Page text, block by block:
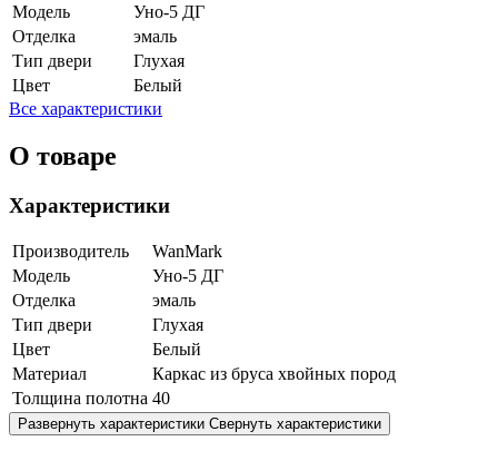
Модель
Уно-5 ДГ
Отделка
эмаль
Тип двери
Глухая
Цвет
Белый
Все характеристики
О товаре
Характеристики
Производитель
WanMark
Модель
Уно-5 ДГ
Отделка
эмаль
Тип двери
Глухая
Цвет
Белый
Материал
Каркас из бруса хвойных пород
Толщина полотна 40
Развернуть характеристики Свернуть характеристики